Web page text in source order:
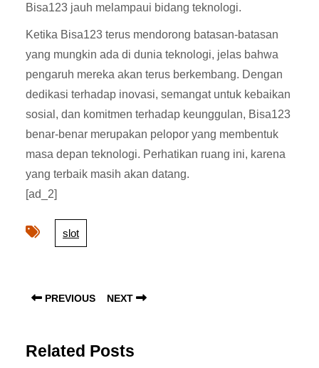
Bisa123 jauh melampaui bidang teknologi.
Ketika Bisa123 terus mendorong batasan-batasan
yang mungkin ada di dunia teknologi, jelas bahwa
pengaruh mereka akan terus berkembang. Dengan
dedikasi terhadap inovasi, semangat untuk kebaikan
sosial, dan komitmen terhadap keunggulan, Bisa123
benar-benar merupakan pelopor yang membentuk
masa depan teknologi. Perhatikan ruang ini, karena
yang terbaik masih akan datang.
[ad_2]
slot
navigation
PREVIOUS
Previous
NEXT
Related Posts